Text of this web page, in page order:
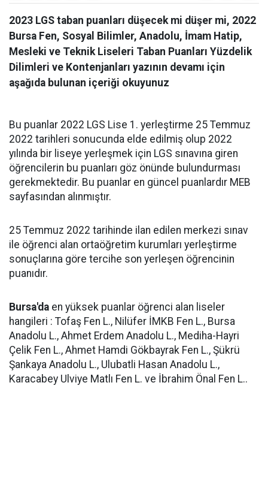
2023 LGS taban puanları düşecek mi düşer mi, 2022
Bursa Fen, Sosyal Bilimler, Anadolu, İmam Hatip,
Mesleki ve Teknik Liseleri Taban Puanları Yüzdelik
Dilimleri ve Kontenjanları yazının devamı için
aşağıda bulunan içeriği okuyunuz
Bu puanlar 2022 LGS Lise 1. yerleştirme 25 Temmuz
2022 tarihleri sonucunda elde edilmiş olup 2022
yılında bir liseye yerleşmek için LGS sınavına giren
öğrencilerin bu puanları göz önünde bulundurması
gerekmektedir. Bu puanlar en güncel puanlardır MEB
sayfasından alınmıştır.
25 Temmuz 2022 tarihinde ilan edilen merkezi sınav
ile öğrenci alan ortaöğretim kurumları yerleştirme
sonuçlarına göre tercihe son yerleşen öğrencinin
puanıdır.
Bursa'da en yüksek puanlar öğrenci alan liseler
hangileri : Tofaş Fen L., Nilüfer İMKB Fen L., Bursa
Anadolu L., Ahmet Erdem Anadolu L., Mediha-Hayri
Çelik Fen L., Ahmet Hamdi Gökbayrak Fen L., Şükrü
Şankaya Anadolu L., Ulubatli Hasan Anadolu L.,
Karacabey Ulviye Matlı Fen L. ve İbrahim Önal Fen L..